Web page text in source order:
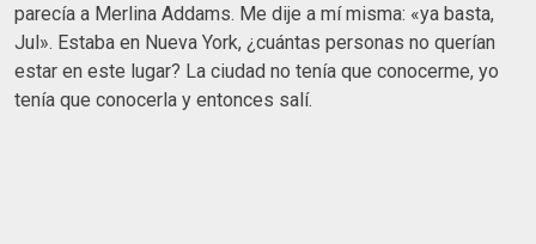
parecía a Merlina Addams. Me dije a mí misma: «ya basta,
Jul». Estaba en Nueva York, ¿cuántas personas no querían
estar en este lugar? La ciudad no tenía que conocerme, yo
tenía que conocerla y entonces salí.